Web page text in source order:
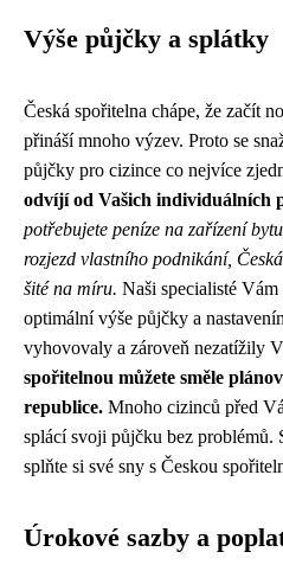
Výše půjčky a splátky
Česká spořitelna chápe, že začít
přináší mnoho výzev. Proto se
půjčky pro cizince co nejvíce
odvíjí od Vašich individuálních
potřebujete peníze na zařízení
rozjezd vlastního podnikání,
šité na míru. Naši specialisté
optimální výše půjčky a
vyhovovaly a zároveň nezatížily
spořitelnou můžete směle
republice. Mnoho cizinců před
splácí svoji půjčku bez problémů.
splňte si své sny s Českou
Úrokové sazby a